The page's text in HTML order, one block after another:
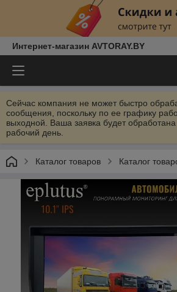
Интернет-магазин AVTORAY.BY
Сейчас компания не может быстро
сообщения, поскольку по ее графику
выходной. Ваша заявка будет
рабочий день.
Каталог товаров Каталог